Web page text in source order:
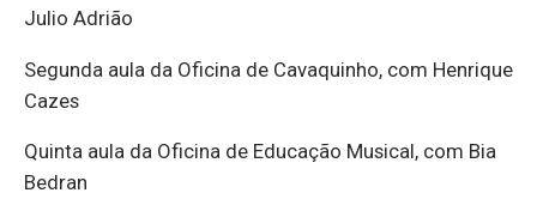
Julio Adrião
Segunda aula da Oficina de Cavaquinho, com Henrique
Cazes
Quinta aula da Oficina de Educação Musical, com Bia
Bedran